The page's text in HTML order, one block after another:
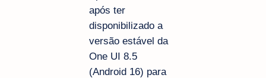
após ter
disponibilizado a
versão estável da
One UI 8.5
(Android 16) para